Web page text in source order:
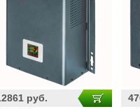
руб.